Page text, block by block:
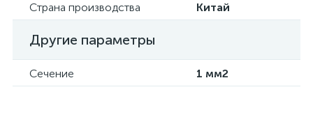
Страна производства
Китай
Другие параметры
Сечение 1 мм2